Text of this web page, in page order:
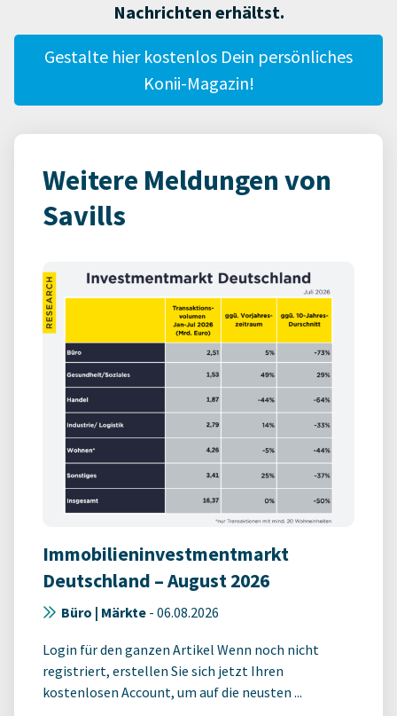
Nachrichten erhältst.
Gestalte hier kostenlos Dein persönliches
Konii-Magazin!
Weitere Meldungen von
Savills
Immobilieninvestmentmarkt
Deutschland – August 2026
Büro | Märkte - 06.08.2026
Login für den ganzen Artikel Wenn noch nicht
registriert, erstellen Sie sich jetzt Ihren
kostenlosen Account, um auf die neusten ...